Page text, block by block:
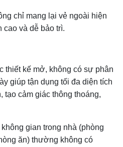
chỉ mang lại vẻ ngoài hiện
cao và dễ bảo trì.
thiết kế mở, không có sự phân
giúp tận dụng tối đa diện tích
tạo cảm giác thông thoáng,
gian trong nhà (phòng
ăn) thường không có